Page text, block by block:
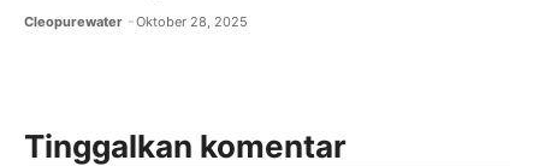
Cleopurewater Oktober 28, 2025
Tinggalkan komentar